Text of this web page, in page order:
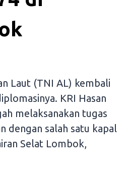
Laut (TNI AL) kembali
KRI Hasan
melaksanakan tugas
dengan salah satu kapal
Selat Lombok,